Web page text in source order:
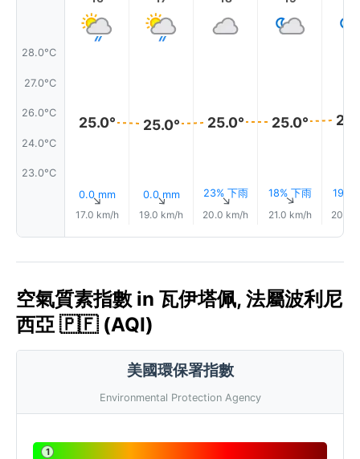
28.0°C
27.0°C
26.0°C
24.0°C
23.0°C
25.0°
0.0 mm
↑
17.0 km/h
25.0°
0.0 mm
↑
19.0 km/h
25.0°
23% 下雨
↑
20.0 km/h
25.0°
18% 下雨
↑
21.0 km/h
19%
20.0
空氣質素指數 in 瓦伊塔佩, 法屬波利尼
西亞 🇵🇫 (AQI)
美國環保署指數
Environmental Protection Agency
1